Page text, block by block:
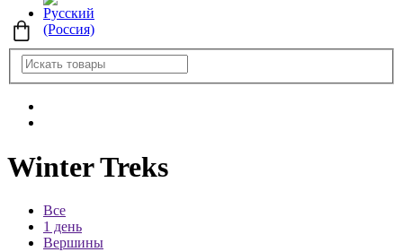
Winter Treks
Все
1 день
Вершины